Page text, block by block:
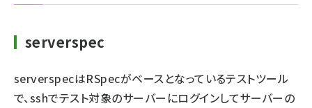
serverspec
serverspecはRSpecがベースとなっているテストツール
で、sshでテスト対象のサーバーにログインしてサーバーの